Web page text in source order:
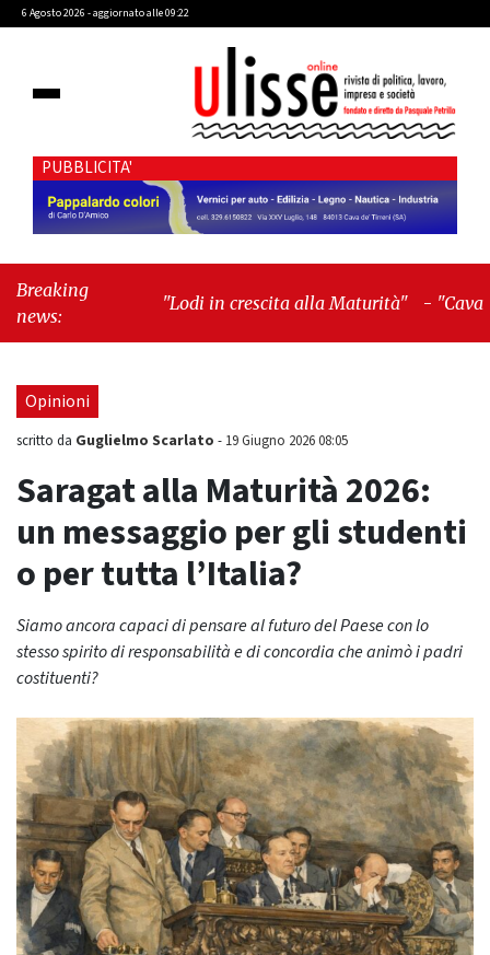
6 Agosto 2026 - aggiornato alle 09:22
PUBBLICITA'
Breaking
news:
"Lodi in crescita alla Maturità" -"Cava de’
Opinioni
scritto da Guglielmo Scarlato - 19 Giugno 2026 08:05
Saragat alla Maturità 2026:
un messaggio per gli studenti
o per tutta l’Italia?
Siamo ancora capaci di pensare al futuro del Paese con lo
stesso spirito di responsabilità e di concordia che animò i padri
costituenti?